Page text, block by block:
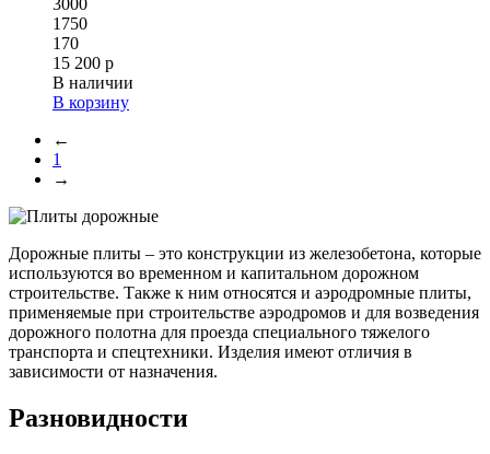
3000
1750
170
15 200 р
В наличии
В корзину
←
1
→
Дорожные плиты – это конструкции из железобетона, которые
используются во временном и капитальном дорожном
строительстве. Также к ним относятся и аэродромные плиты,
применяемые при строительстве аэродромов и для возведения
дорожного полотна для проезда специального тяжелого
транспорта и спецтехники. Изделия имеют отличия в
зависимости от назначения.
Разновидности